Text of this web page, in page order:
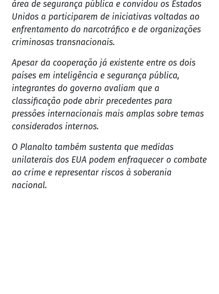
área de segurança pública e convidou os Estados
Unidos a participarem de iniciativas voltadas ao
enfrentamento do narcotráfico e de organizações
criminosas transnacionais.
Apesar da cooperação já existente entre os dois
países em inteligência e segurança pública,
integrantes do governo avaliam que a
classificação pode abrir precedentes para
pressões internacionais mais amplas sobre temas
considerados internos.
O Planalto também sustenta que medidas
unilaterais dos EUA podem enfraquecer o combate
ao crime e representar riscos à soberania
nacional.